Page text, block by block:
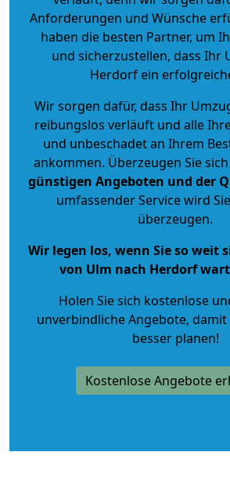
Anforderungen und Wünsche
haben die besten Partner, um
und sicherzustellen, dass Ihr
Herdorf ein
Wir sorgen dafür, dass Ihr
reibungslos verläuft und alle
und unbeschadet an Ihrem
ankommen. Überzeugen Sie
günstigen Angeboten und der
umfassender Service wird
überzeugen.
Wir legen los, wenn Sie so weit
von Ulm nach Herdorf
Holen Sie sich kostenlose
unverbindliche Angebote,
besser planen!
Kostenlose Angebote